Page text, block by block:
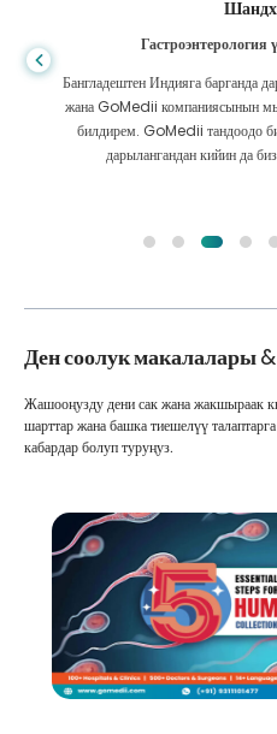
Гастроэнтерология
Бангладештен Индияга барганда
жана GoMedii компаниясынын
билдирем. GoMedii тандоодо
дарылангандан кийин да
Ден соолук макалалары
Жашооңузду дени сак жана жакшыраак
шарттар жана башка тиешелүү
кабардар болуп туруңуз.